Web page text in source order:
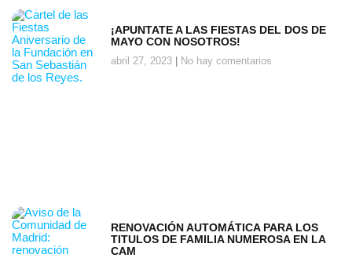
¡APUNTATE A LAS FIESTAS DEL DOS DE
MAYO CON NOSOTROS!
abril 27, 2023 No hay comentarios
RENOVACIÓN AUTOMÁTICA PARA LOS
TITULOS DE FAMILIA NUMEROSA EN LA
CAM